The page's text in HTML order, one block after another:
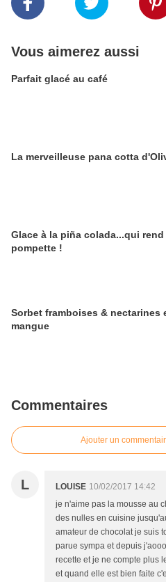
Vous aimerez aussi
Parfait glacé au café
La merveilleuse pana cotta
Glace à la piña colada...qui rend
pompette !
Sorbet framboises & nectarines
mangue
Commentaires
Ajouter un
L LOUISE 10/02/2017 14:42
je n'aime pas la mousse au
des nulles en cuisine
amateur de chocolat je suis
parue sympa et depuis
recette et je ne compte plus
et quand elle est bien faite